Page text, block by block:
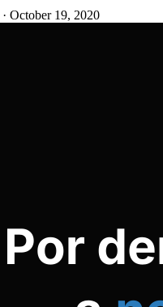
· October 19, 2020